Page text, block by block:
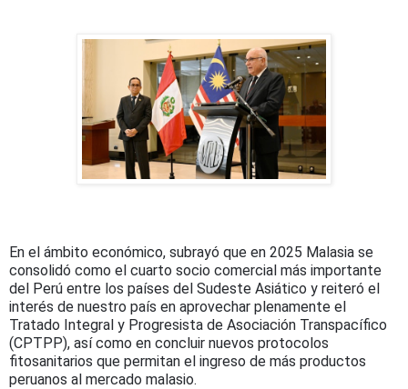
En el ámbito económico, subrayó que en 2025 Malasia se
consolidó como el cuarto socio comercial más importante
del Perú entre los países del Sudeste Asiático y reiteró el
interés de nuestro país en aprovechar plenamente el
Tratado Integral y Progresista de Asociación Transpacífico
(CPTPP), así como en concluir nuevos protocolos
fitosanitarios que permitan el ingreso de más productos
peruanos al mercado malasio.